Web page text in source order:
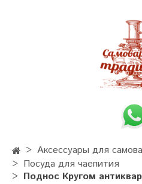
Аксессуары для
Посуда для чаепития
Поднос Кругом